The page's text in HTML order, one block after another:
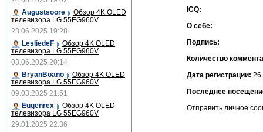
ICQ:
О себе:
Подпись:
Количество
Дата регистрации: 26
Последнее
Отправить личное
Augustsoore
Обзор 4K OLED
телевизора LG 55EG960V
23.06.2025 19:28
LesliedeF
Обзор 4K OLED
телевизора LG 55EG960V
03.06.2025 20:14
BryanBoano
Обзор 4K OLED
телевизора LG 55EG960V
09.03.2025 21:51
Eugenrex
Обзор 4K OLED
телевизора LG 55EG960V
29.01.2025 22:36